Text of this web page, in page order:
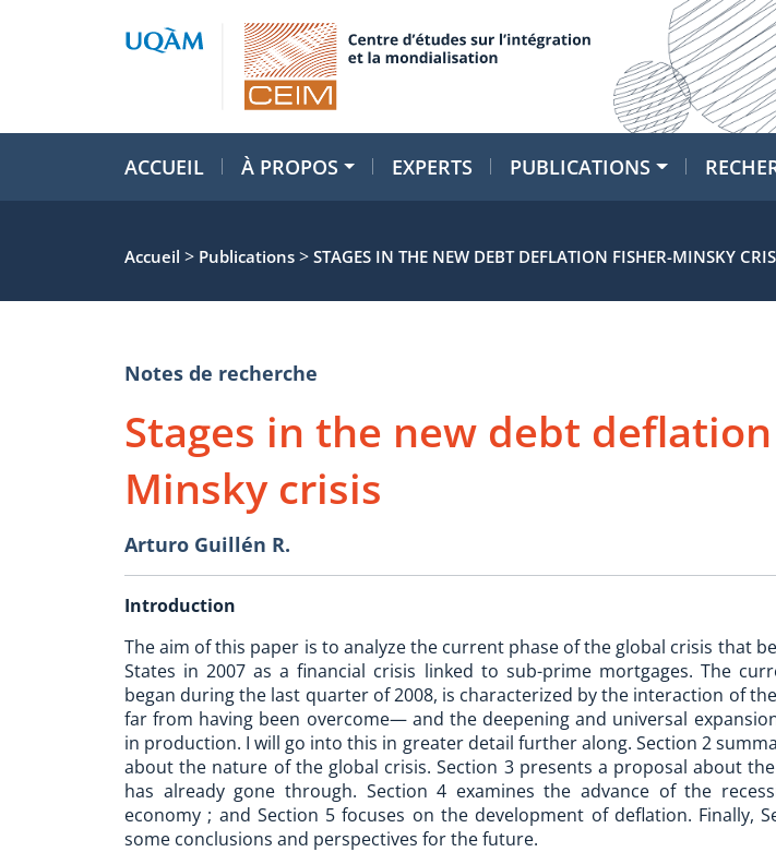
ACCUEIL À PROPOS EXPERTS PUBLICATIONS
Accueil > Publications > STAGES IN THE NEW DEBT DEFLATION FISHER-MINSKY
Notes de recherche
Stages in the new debt
Minsky crisis
Arturo Guillén R.
Introduction
The aim of this paper is to analyze the current phase of the global crisis that
States in 2007 as a financial crisis linked to sub-prime mortgages. The
began during the last quarter of 2008, is characterized by the interaction of
far from having been overcome— and the deepening and universal
in production. I will go into this in greater detail further along. Section 2
about the nature of the global crisis. Section 3 presents a proposal about
has already gone through. Section 4 examines the advance of the
economy ; and Section 5 focuses on the development of deflation. Finally,
some conclusions and perspectives for the future.